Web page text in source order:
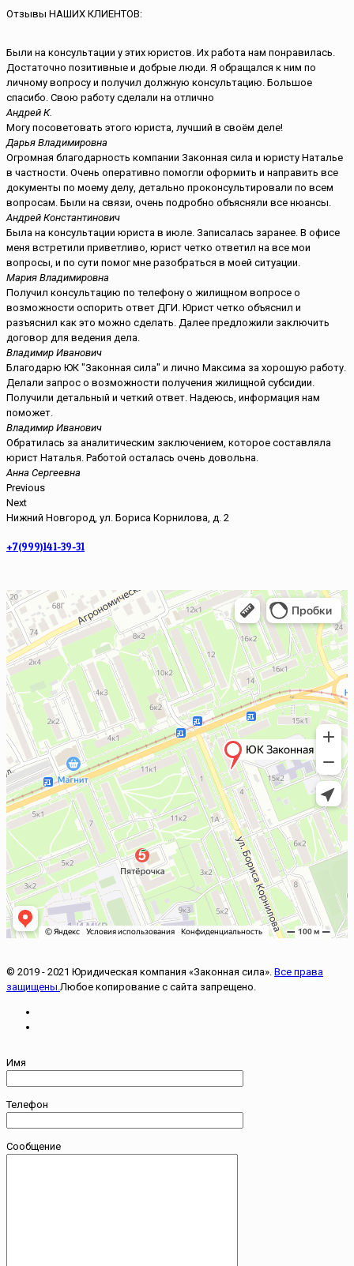
Отзывы НАШИХ КЛИЕНТОВ:
Были на консультации у этих юристов. Их работа нам понравилась.
Достаточно позитивные и добрые люди. Я обращался к ним по
личному вопросу и получил должную консультацию. Большое
спасибо. Свою работу сделали на отлично
Андрей К.
Могу посоветовать этого юриста, лучший в своём деле!
Дарья Владимировна
Огромная благодарность компании Законная сила и юристу Наталье
в частности. Очень оперативно помогли оформить и направить все
документы по моему делу, детально проконсультировали по всем
вопросам. Были на связи, очень подробно объясняли все нюансы.
Андрей Константинович
Была на консультации юриста в июле. Записалась заранее. В офисе
меня встретили приветливо, юрист четко ответил на все мои
вопросы, и по сути помог мне разобраться в моей ситуации.
Мария Владимировна
Получил консультацию по телефону о жилищном вопросе о
возможности оспорить ответ ДГИ. Юрист четко объяснил и
разъяснил как это можно сделать. Далее предложили заключить
договор для ведения дела.
Владимир Иванович
Благодарю ЮК "Законная сила" и лично Максима за хорошую работу.
Делали запрос о возможности получения жилищной субсидии.
Получили детальный и четкий ответ. Надеюсь, информация нам
поможет.
Владимир Иванович
Обратилась за аналитическим заключением, которое составляла
юрист Наталья. Работой осталась очень довольна.
Анна Сергеевна
Previous
Next
Нижний Новгород, ул. Бориса Корнилова, д. 2
+7(999)141-39-31
© 2019 - 2021 Юридическая компания «Законная сила». Все права
защищены. Любое копирование с сайта запрещено.
Имя
Телефон
Сообщение